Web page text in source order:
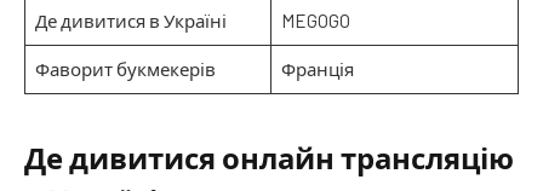
Де дивитися в Україні MEGOGO
Фаворит букмекерів Франція
Де дивитися онлайн трансляцію